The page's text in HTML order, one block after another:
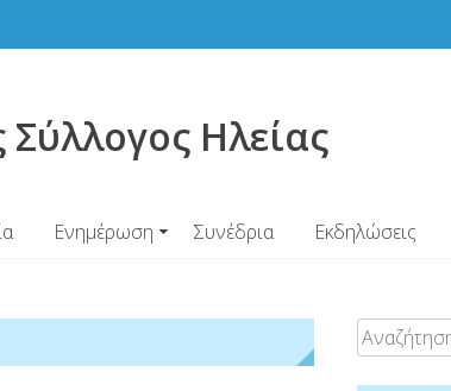
Σύλλογος Ηλείας
Ενημέρωση Συνέδρια Εκδηλώσεις
Αναζήτηση
για: